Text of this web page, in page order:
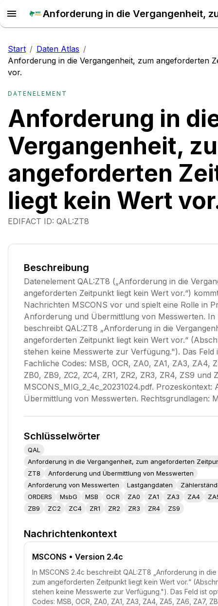
Start / Daten Atlas /
Anforderung in die Vergangenheit, zum angeforderten
vor.
DATENELEMENT
Anforderung in
Vergangenheit,
angeforderten
liegt kein Wert
EDIFACT ID: QAL:ZT8
Beschreibung
Datenelement QAL:ZT8 („Anforderung in die
angeforderten Zeitpunkt liegt kein Wert vor.“)
Nachrichten MSCONS vor und spielt eine Rolle in
Anforderung und Übermittlung von Messwerten. In
beschreibt QAL:ZT8 „Anforderung in die
angeforderten Zeitpunkt liegt kein Wert vor.“
stehen keine Messwerte zur Verfügung."). Das Feld
Fachliche Codes: MSB, OCR, ZA0, ZA1, ZA3, ZA4,
ZB0, ZB9, ZC2, ZC4, ZR1, ZR2, ZR3, ZR4, ZS9 und
MSCONS_MIG_2_4c_20231024.pdf.
Übermittlung von Messwerten. Rechtsgrundlagen:
Schlüsselwörter
QAL
Anforderung in die Vergangenheit, zum angeforderten
ZT8
Anforderung und Übermittlung von Messwerten
Anforderung von Messwerten
Lastgangdaten
ORDERS
MsbG MSB OCR ZA0 ZA1 ZA3 ZA4
ZB9
ZC2 ZC4 ZR1 ZR2 ZR3 ZR4 ZS9
Nachrichtenkontext
MSCONS • Version 2.4c
In MSCONS 2.4c beschreibt QAL:ZT8 „Anforderung in
zum angeforderten Zeitpunkt liegt kein Wert vor.“
stehen keine Messwerte zur Verfügung."). Das Feld ist
Codes: MSB, OCR, ZA0, ZA1, ZA3, ZA4, ZA5, ZA6, ZA7,